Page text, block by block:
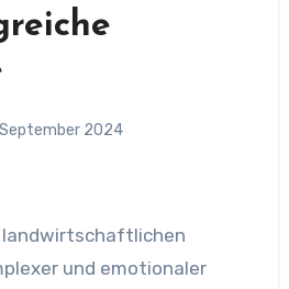
2024
landwirtschaftlichen
und emotionaler